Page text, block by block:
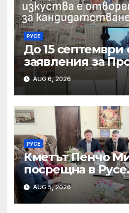
РУСЕ
До 15 септември
заявления за
„Дигитални
Национален фонд
„Култура“
AUG 6, 2026
РУСЕ
Кметът Пенчо
посрещна в Русе
вицепремиера
Пулев, обсъдено
индустриалното
AUG 5, 2026